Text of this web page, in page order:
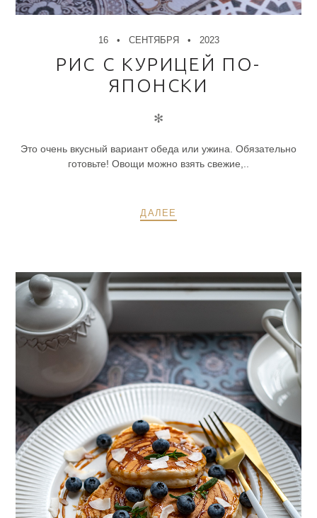
16 СЕНТЯБРЯ 2023
РИС С КУРИЦЕЙ ПО-
ЯПОНСКИ
✻
Это очень вкусный вариант обеда или ужина. Обязательно
готовьте! Овощи можно взять свежие,..
ДАЛЕЕ